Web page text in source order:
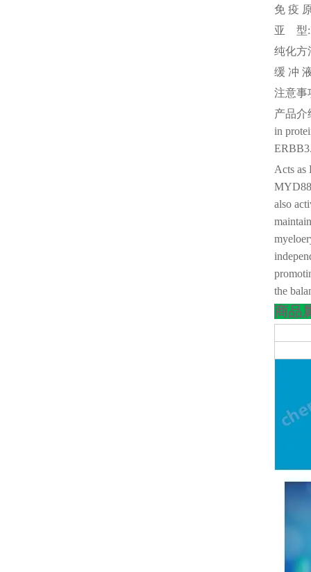
免 疫
亚
型
纯化方
缓 冲
注意事
产品介
in
Acts as
also
the
商品